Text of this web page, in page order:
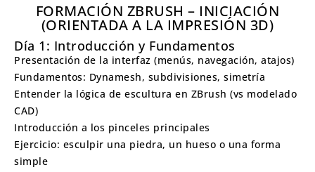
FORMACIÓN ZBRUSH – INICIACIÓN
(ORIENTADA A LA IMPRESIÓN 3D)
Día 1: Introducción y Fundamentos
Presentación de la interfaz (menús, navegación, atajos)
Fundamentos: Dynamesh, subdivisiones, simetría
Entender la lógica de escultura en ZBrush (vs modelado
CAD)
Introducción a los pinceles principales
Ejercicio: esculpir una piedra, un hueso o una forma
simple